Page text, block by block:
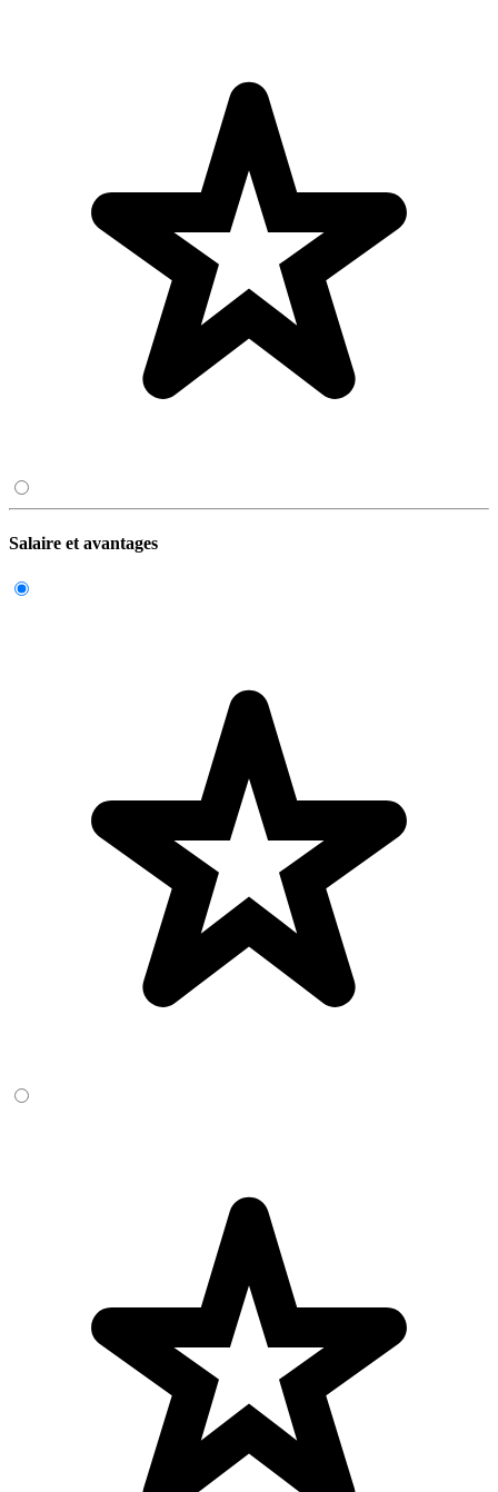
Salaire et avantages